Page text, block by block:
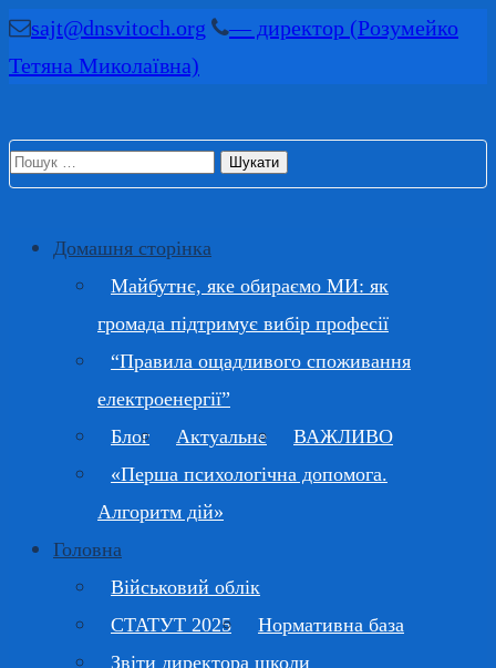
Перейти
до
(натисніть
Enter)
sajt@dnsvitoch.org
— директор (Розумейко
Тетяна Миколаївна)
Пошук:
Домашня сторінка
Майбутнє, яке обираємо МИ: як
громада підтримує вибір професії
“Правила ощадливого споживання
електроенергії”
Блог
Актуальне
ВАЖЛИВО
«Перша психологічна допомога.
Алгоритм дій»
Головна
Військовий облік
СТАТУТ 2025
Нормативна база
Звіти директора школи